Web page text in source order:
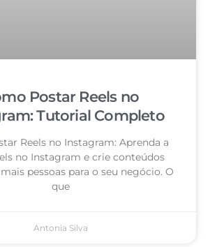
Postar Reels no
Tutorial Completo
Reels no Instagram: Aprenda a
no Instagram e crie conteúdos
pessoas para o seu negócio. O
que
Antonia Silva